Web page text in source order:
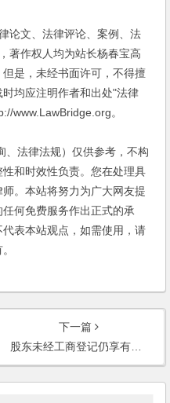
论文、法律评论、案例、法
著作权人均为站长杨春宝高
是，未经书面许可，不得擅
均应注明作者和出处"法律
www.LawBridge.org。
法律法规）仅供参考，不构
和时效性负责。您在处理具
。本站将努力为广大网友提
何免费服务作出正式的承
表本站观点，如需使用，请
下一篇
股东未经工商登记仍享有股东权益(2007)